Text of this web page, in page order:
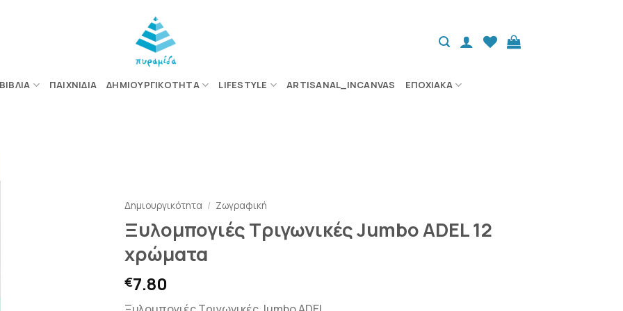
ΒΙΒΛΊΑ ΠΑΙΧΝΊΔΙΑ ΔΗΜΙΟΥΡΓΙΚΌΤΗΤΑ LIFESTYLE ARTISANAL_INCANVAS ΕΠΟΧΙΑΚΆ
Δημιουργικότητα / Ζωγραφική
Ξυλομπογιές Τριγωνικές Jumbo ADEL 12
χρώματα
€7.80